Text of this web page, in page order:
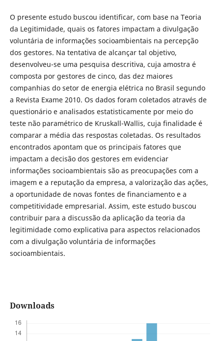
O presente estudo buscou identificar, com base na Teoria
da Legitimidade, quais os fatores impactam a divulgação
voluntária de informações socioambientais na percepção
dos gestores. Na tentativa de alcançar tal objetivo,
desenvolveu-se uma pesquisa descritiva, cuja amostra é
composta por gestores de cinco, das dez maiores
companhias do setor de energia elétrica no Brasil segundo
a Revista Exame 2010. Os dados foram coletados através de
questionário e analisados estatisticamente por meio do
teste não paramétrico de Kruskall-Wallis, cuja finalidade é
comparar a média das respostas coletadas. Os resultados
encontrados apontam que os principais fatores que
impactam a decisão dos gestores em evidenciar
informações socioambientais são as preocupações com a
imagem e a reputação da empresa, a valorização das ações,
a oportunidade de novas fontes de financiamento e a
competitividade empresarial. Assim, este estudo buscou
contribuir para a discussão da aplicação da teoria da
legitimidade como explicativa para aspectos relacionados
com a divulgação voluntária de informações
socioambientais.
Downloads